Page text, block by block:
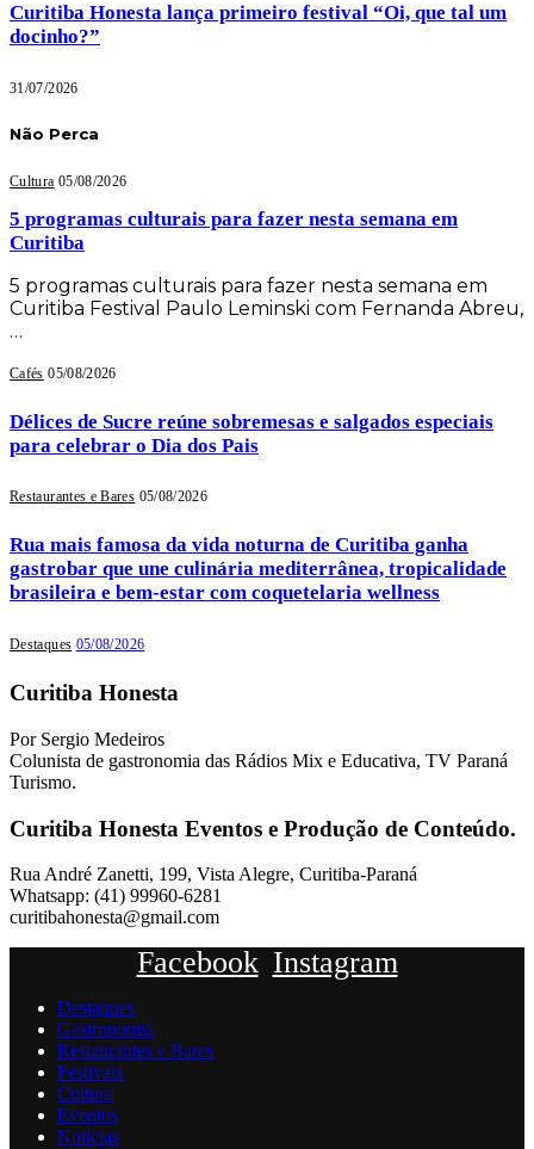
Curitiba Honesta lança primeiro festival “Oi, que tal um
docinho?”
31/07/2026
Não Perca
Cultura 05/08/2026
5 programas culturais para fazer nesta semana em
Curitiba
5 programas culturais para fazer nesta semana em
Curitiba Festival Paulo Leminski com Fernanda Abreu,
…
Cafés 05/08/2026
Délices de Sucre reúne sobremesas e salgados especiais
para celebrar o Dia dos Pais
Restaurantes e Bares 05/08/2026
Rua mais famosa da vida noturna de Curitiba ganha
gastrobar que une culinária mediterrânea, tropicalidade
brasileira e bem-estar com coquetelaria wellness
Destaques 05/08/2026
Curitiba Honesta
Por Sergio Medeiros
Colunista de gastronomia das Rádios Mix e Educativa, TV Paraná
Turismo.
Curitiba Honesta Eventos e Produção de Conteúdo.
Rua André Zanetti, 199, Vista Alegre, Curitiba-Paraná
Whatsapp: (41) 99960-6281
curitibahonesta@gmail.com
Facebook Instagram
Destaques
Gastronomia
Restaurantes e Bares
Festivais
Cultura
Eventos
Notícias